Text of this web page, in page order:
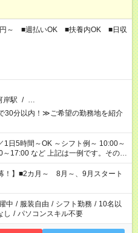
円～ ■週払いOK ■扶養内OK ■日収
岸駅 / …
30分以内！≫ご希望の勤務地を紹介
～シフト例～ 10:00～
は一例です。その他
法
えなければOKです。
！】■2カ月～ 8月～、9月スタート
中 / 服装自由 / シフト勤務 / 10名以
し / パソコンスキル不要